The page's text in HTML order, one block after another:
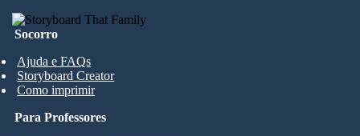
Socorro
Ajuda e FAQs
Storyboard Creator
Como imprimir
Para Professores